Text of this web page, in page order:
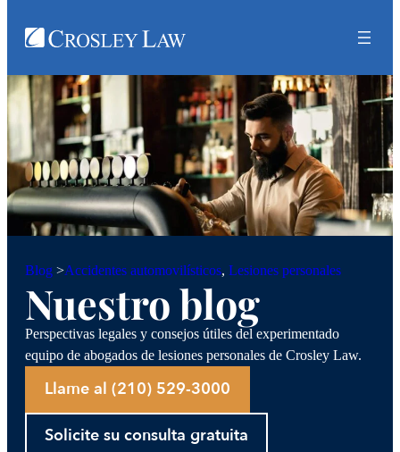
Blog >Accidentes automovilísticos, Lesiones personales
Nuestro blog
Perspectivas legales y consejos útiles del experimentado
equipo de abogados de lesiones personales de Crosley Law.
Llame al (210) 529-3000
Solicite su consulta gratuita